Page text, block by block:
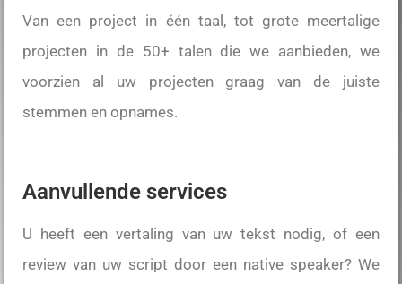
Van een project in één taal, tot grote meertalige
projecten in de 50+ talen die we aanbieden, we
voorzien al uw projecten graag van de juiste
stemmen en opnames.
Aanvullende services
U heeft een vertaling van uw tekst nodig, of een
review van uw script door een native speaker? We